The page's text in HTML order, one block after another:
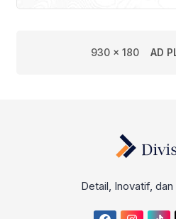
930 x 180 AD
Detail, Inovatif,